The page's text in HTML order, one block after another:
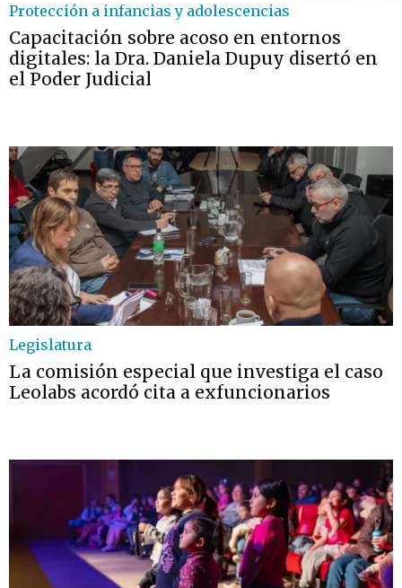
Protección a infancias y adolescencias
Capacitación sobre acoso en entornos
digitales: la Dra. Daniela Dupuy disertó en
el Poder Judicial
Legislatura
La comisión especial que investiga el caso
Leolabs acordó cita a exfuncionarios